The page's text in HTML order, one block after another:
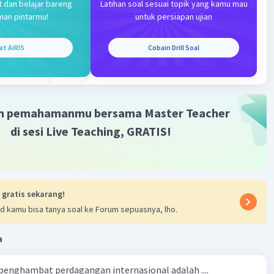
menghitung kemiringan adalah:
pada titik kedua - Permintaan pada titik
/ (Harga pada titik kedua - Harga pada titik pertama)
data yang diberikan:
atau koefisien b adalah-0,0004.
jumlah permintaan. Misalnya, kita gunakan
jumlah permintaan adalah:
* 300.000)
= 240
dan belajar bareng
pintarmu!
AiRIS
Latihan soal sesuai topik yang kamu mau
untuk persiapan ujian
Cobain Drill Soal
pemahamanmu bersama Master Teacher
di sesi Live Teaching, GRATIS!
gratis sekarang!
kamu bisa tanya soal ke Forum sepuasnya, lho.
perdagangan internasional adalah ....